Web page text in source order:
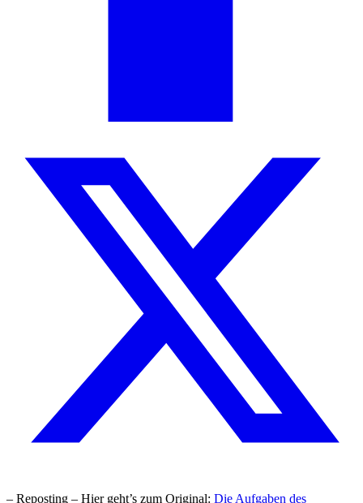
– Reposting – Hier geht’s zum Original: Die Aufgaben des